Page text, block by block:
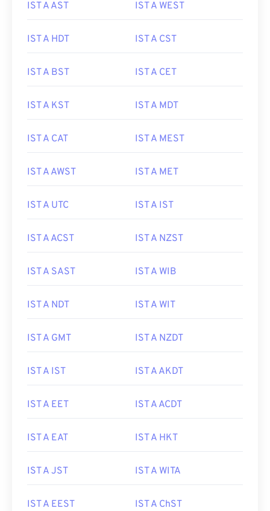
IST A AST IST A WEST
IST A HDT IST A CST
IST A BST IST A CET
IST A KST IST A MDT
IST A CAT IST A MEST
IST A AWST IST A MET
IST A UTC IST A IST
IST A ACST IST A NZST
IST A SAST IST A WIB
IST A NDT IST A WIT
IST A GMT IST A NZDT
IST A IST IST A AKDT
IST A EET IST A ACDT
IST A EAT IST A HKT
IST A JST IST A WITA
IST A EEST IST A ChST